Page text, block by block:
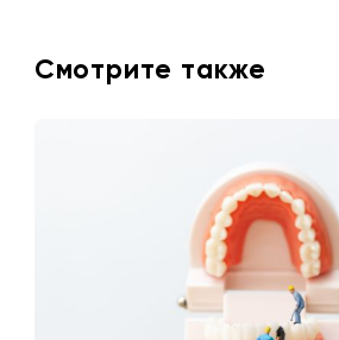
Смотрите также